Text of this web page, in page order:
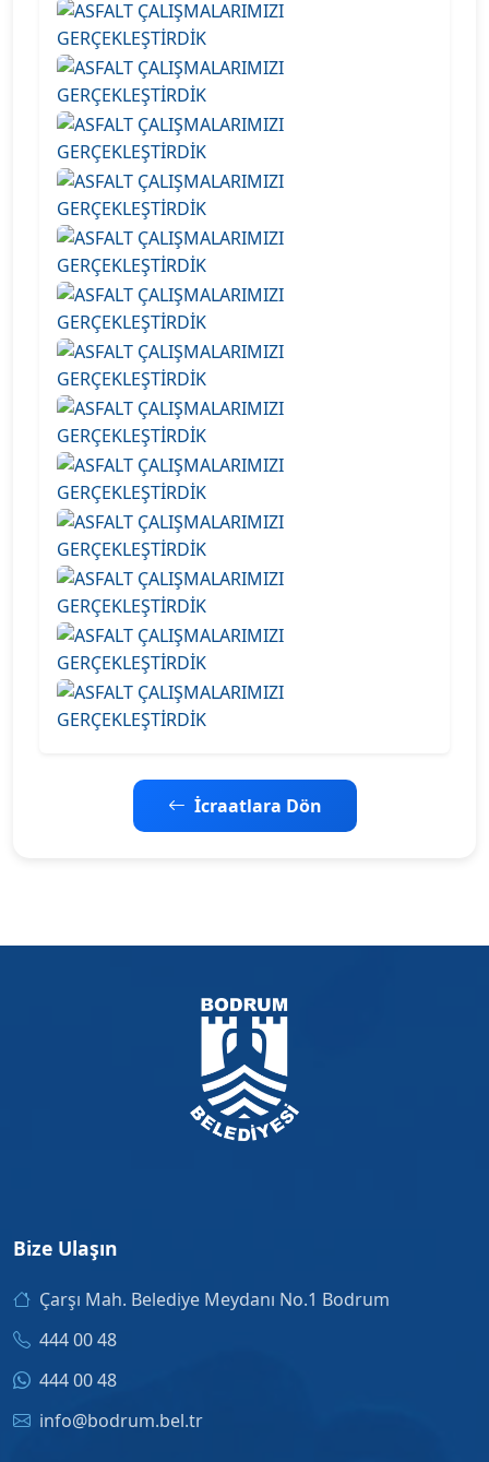
İcraatlara Dön
Bize Ulaşın
Çarşı Mah. Belediye Meydanı No.1 Bodrum
444 00 48
444 00 48
info@bodrum.bel.tr